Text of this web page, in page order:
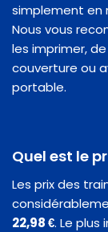
simplement en
Nous vous
les imprimer,
couverture ou
portable.
Quel est le
Les prix des
22,98 €. Le plus